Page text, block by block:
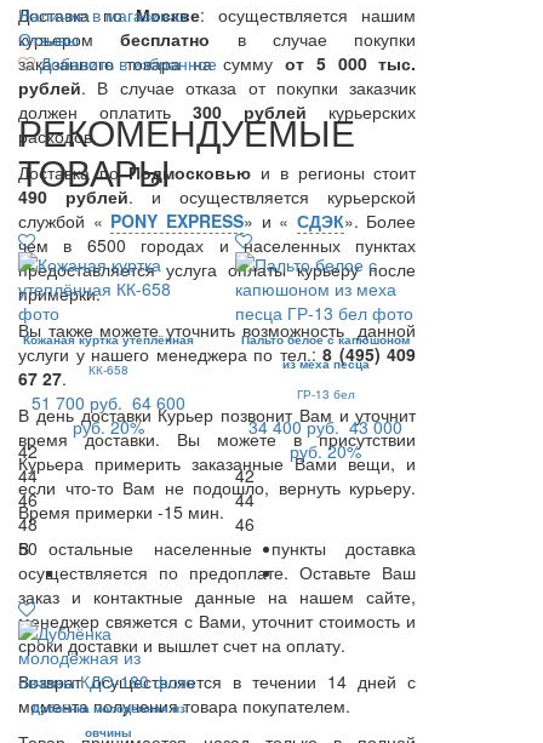
Доставка поМоскве: осуществляется нашим
курьеромбесплатно в случае покупки
заказанного товара на суммуот 5 000 тыс.
рублей. В случае отказа от покупки заказчик
должен оплатить300 рублей курьерских
расходов.
Доставка поПодмосковью и в регионы стоит
490 рублей. и осуществляется курьерской
службой « PONY EXPRESS» и « СДЭК». Более
чем в 6500 городах и населенных пунктах
предоставляется услуга оплаты курьеру после
примерки.
Вы также можете уточнить возможность данной
услуги у нашего менеджера по тел.:8 (495) 409
67 27.
В день доставки Курьер позвонит Вам и уточнит
время доставки. Вы можете в присутствии
Курьера примерить заказанные Вами вещи, и
если что-то Вам не подошло, вернуть курьеру.
Время примерки -15 мин.
В остальные населенные пункты доставка
осуществляется по предоплате. Оставьте Ваш
заказ и контактные данные на нашем сайте,
менеджер свяжется с Вами, уточнит стоимость и
сроки доставки и вышлет счет на оплату.
Возврат осуществляется в течении 14 дней с
момента получения товара покупателем.
Наличие в магазинах
Отзывы
Добавить в избранное
РЕКОМЕНДУЕМЫЕ
ТОВАРЫ
Кожаная куртка утеплённая
КК-658
51 700 руб. 64 600
руб. 20%
42
44
46
48
50
Пальто белое с капюшоном
из меха песца
ГР-13 бел
34 400 руб. 43 000
руб. 20%
42
44
46
Дублёнка молодёжная из
овчины